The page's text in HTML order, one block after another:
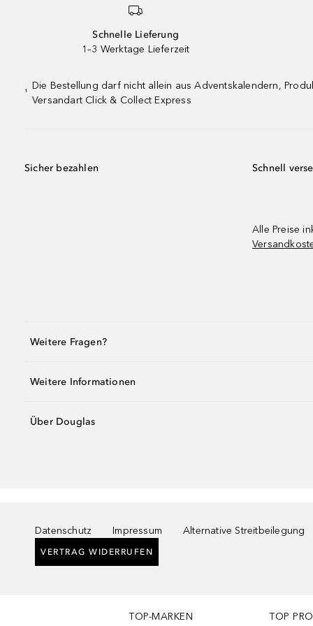
Schnelle Lieferung
1–3 Werktage Lieferzeit
¹
Die Bestellung darf nicht allein aus Adventskalendern,
Versandart Click & Collect Express
Sicher bezahlen Schnell
Alle Preise
Weitere Fragen?
Weitere Informationen
Über Douglas
Datenschutz Impressum Alternative Streitbeilegung
VERTRAG WIDERRUFEN
TOP-MARKEN TOP